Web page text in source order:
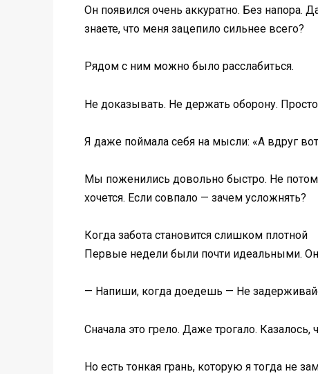
Он появился очень аккуратно. Без напора.
знаете, что меня зацепило сильнее всего?
Рядом с ним можно было расслабиться.
Не доказывать. Не держать оборону.
Я даже поймала себя на мысли: «А вдруг
Мы поженились довольно быстро. Не
хочется. Если совпало — зачем усложнять?
Когда забота становится слишком плотной
Первые недели были почти идеальными. Он
— Напиши, когда доедешь — Не
Сначала это грело. Даже трогало.
Но есть тонкая грань, которую я тогда не